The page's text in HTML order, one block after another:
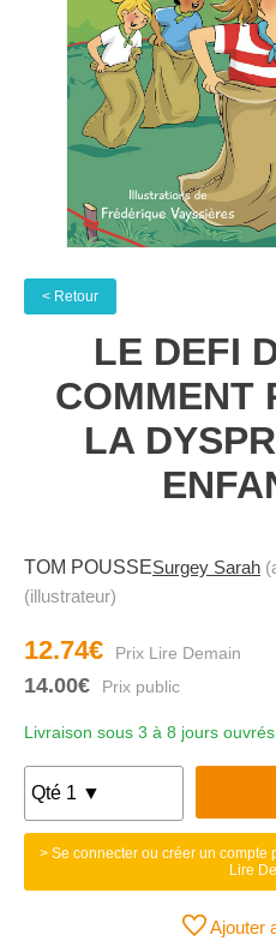
< Retour
LE DEFI
COMMENT
LA
TOM POUSSESurgey Sarah
(illustrateur)
12.74€
14.00€
Livraison sous 3 à 8 jours ouvrés
> Se connecter ou créer un compte
Lire
Ajouter